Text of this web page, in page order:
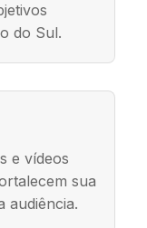
do Sul.
e vídeos
sua
audiência.